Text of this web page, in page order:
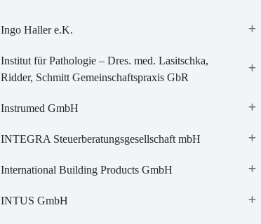
Ingo Haller e.K.
Institut für Pathologie – Dres. med. Lasitschka,
Ridder, Schmitt Gemeinschaftspraxis GbR
Instrumed GmbH
INTEGRA Steuerberatungsgesellschaft mbH
International Building Products GmbH
INTUS GmbH